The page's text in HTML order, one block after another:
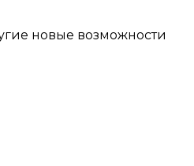
новые возможности